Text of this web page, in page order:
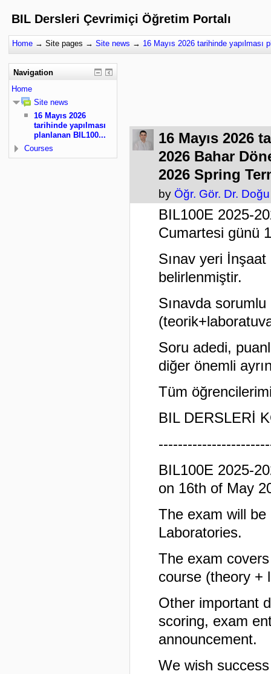
BIL Dersleri Çevrimiçi Öğretim Portalı
Home → Site pages → Site news → 16 Mayıs 2026 tarihinde yapılması
16 Mayıs 2026
2026 Bahar
2026 Spring
by Öğr. Gör. Dr.
BIL100E 2025-
Cumartesi günü
Sınav yeri
belirlenmiştir.
Sınavda
Soru adedi,
diğer önemli
Tüm
BIL DERSLERİ
BIL100E 2025-
on 16th of May
The exam will
Laboratories.
The exam
course (theory +
Other important
scoring, exam
announcement.
We wish
Navigation
Home
Site news
16 Mayıs 2026
tarihinde yapılması
planlanan BIL100...
Courses